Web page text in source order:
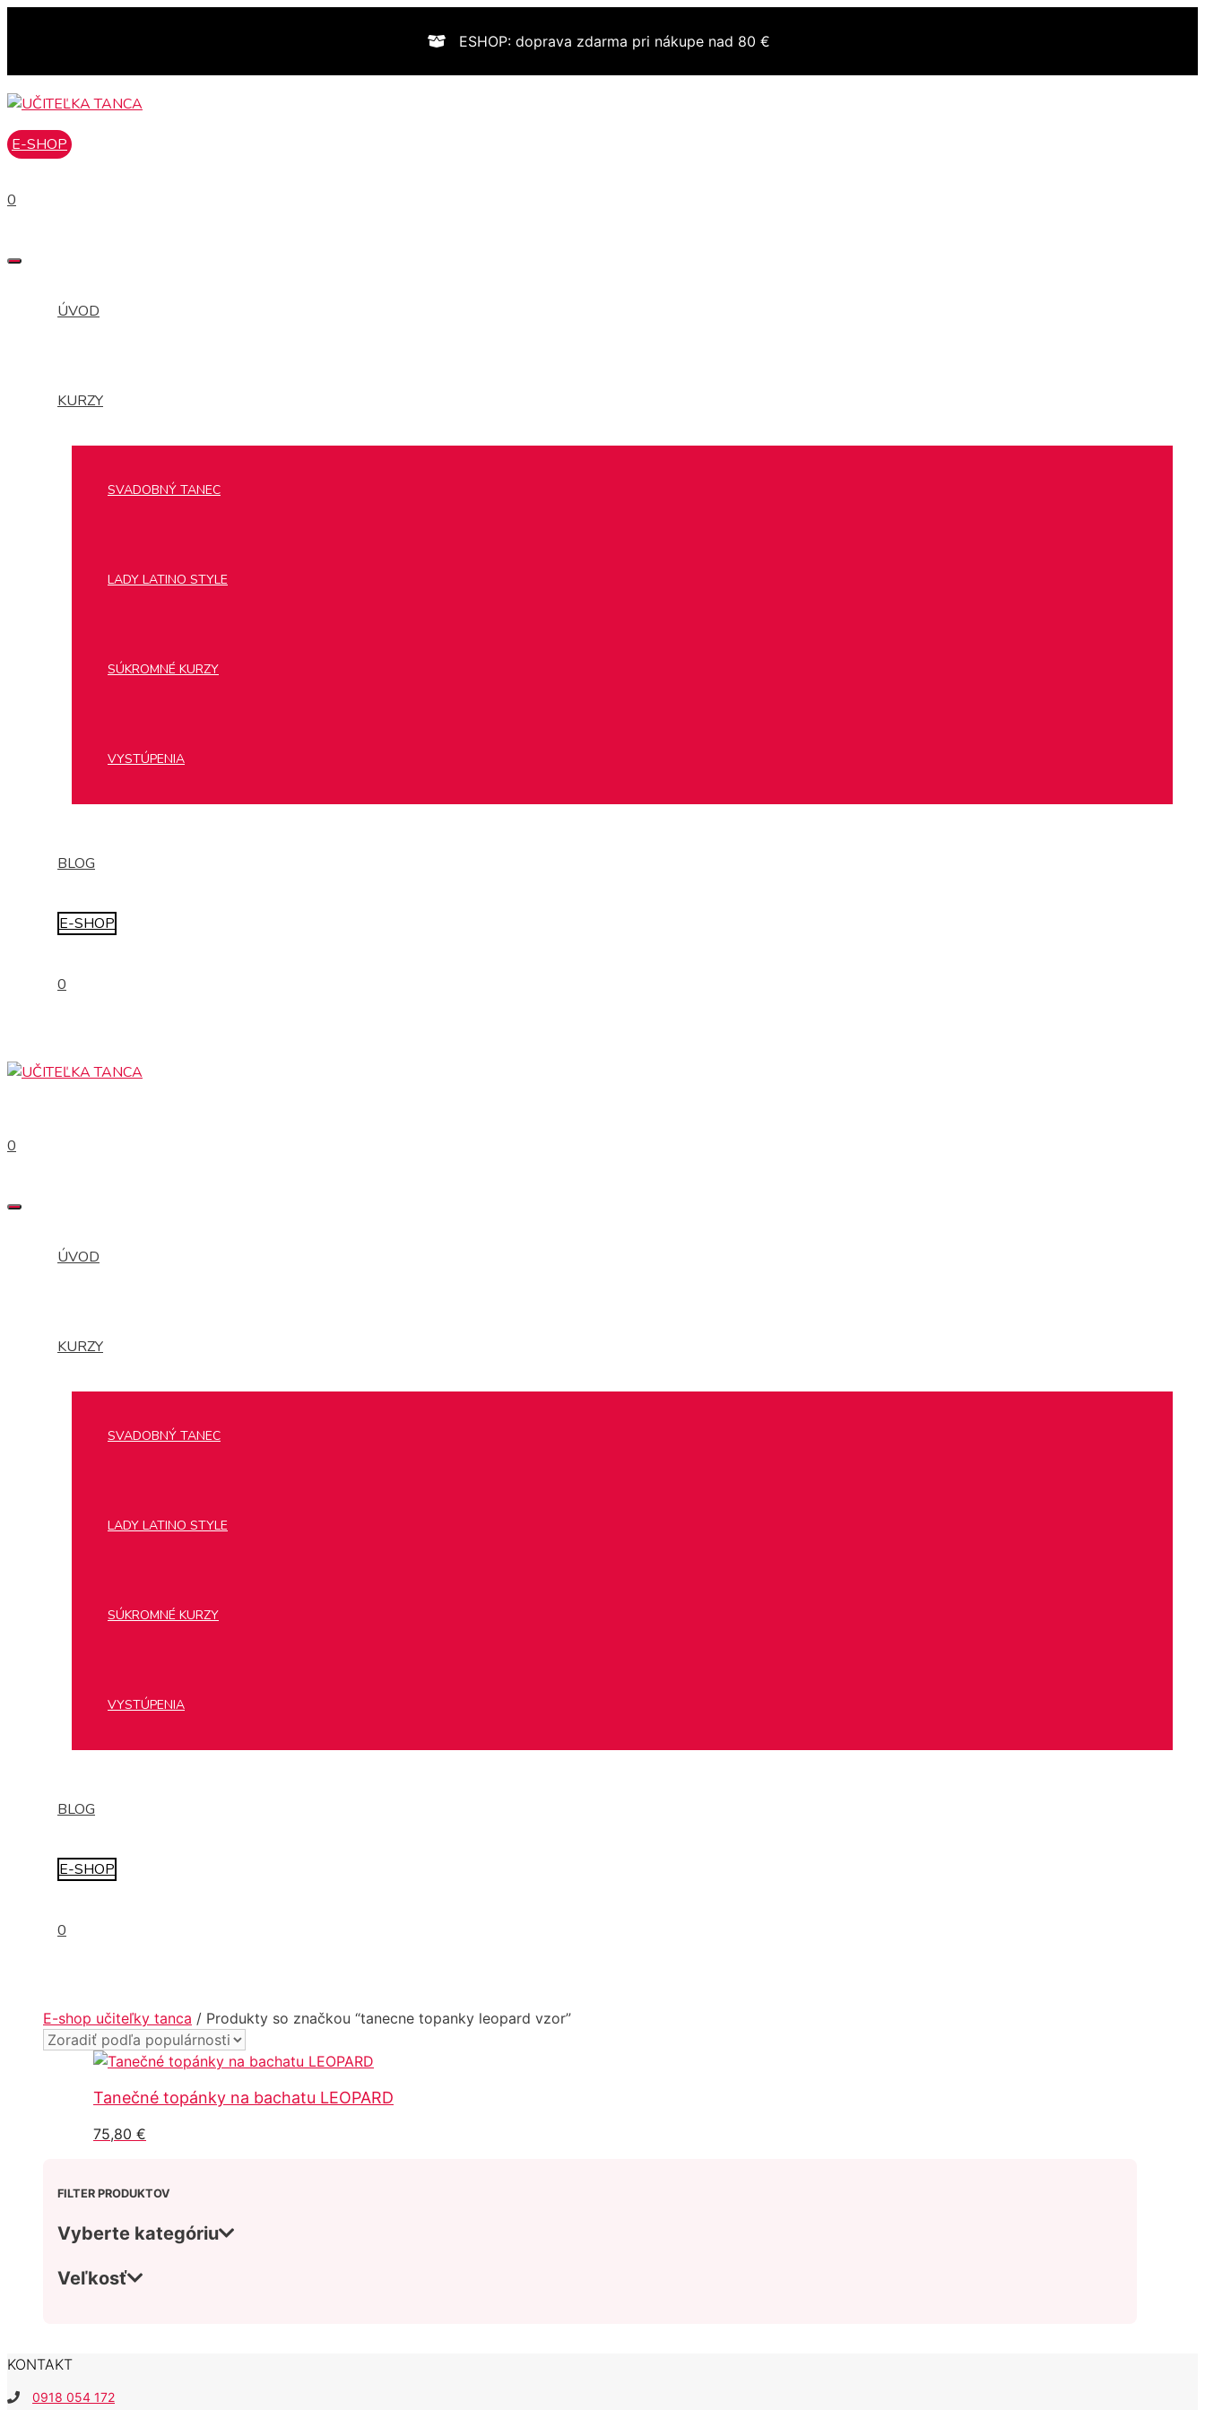
ESHOP: doprava zdarma pri nákupe nad 80 €
E-SHOP
0
ÚVOD
KURZY
SVADOBNÝ TANEC
LADY LATINO STYLE
SÚKROMNÉ KURZY
VYSTÚPENIA
BLOG
E-SHOP
0
0
ÚVOD
KURZY
SVADOBNÝ TANEC
LADY LATINO STYLE
SÚKROMNÉ KURZY
VYSTÚPENIA
BLOG
E-SHOP
0
E-shop učiteľky tanca / Produkty so značkou “tanecne topanky leopard vzor”
Tanečné topánky na bachatu LEOPARD
75,80 €
FILTER PRODUKTOV
Vyberte kategóriu
Veľkosť
KONTAKT
0918 054 172